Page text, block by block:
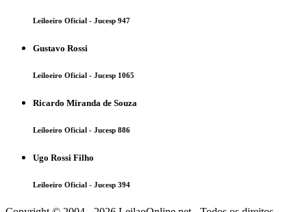
Leiloeiro Oficial - Jucesp 947
Gustavo Rossi
Leiloeiro Oficial - Jucesp 1065
Ricardo Miranda de Souza
Leiloeiro Oficial - Jucesp 886
Ugo Rossi Filho
Leiloeiro Oficial - Jucesp 394